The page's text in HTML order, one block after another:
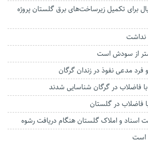
ریال برای تکمیل زیرساخت‌های برق گلستان پروژه
نداشت
از سودش است
مدعی نفوذ در زندان گرگان
با فاضلاب در گرگان شناسایی شدند
فاضلاب در گلستان
اسناد و املاک گلستان هنگام دریافت رشوه